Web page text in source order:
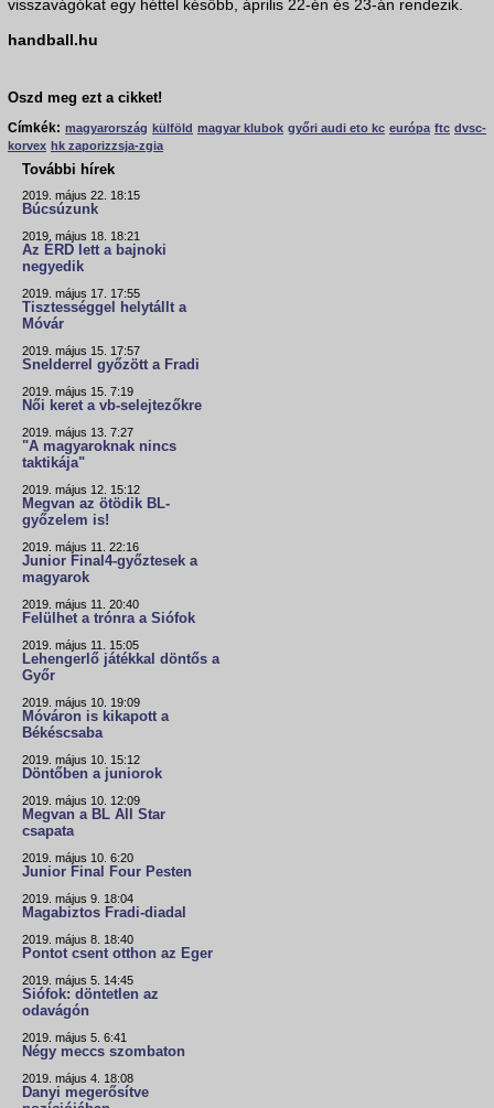
visszavágókat egy héttel később, április 22-én és 23-án rendezik.
handball.hu
Oszd meg ezt a cikket!
Címkék: magyarország külföld magyar klubok győri audi eto kc európa ftc dvsc-
korvex hk zaporizzsja-zgia
További hírek
2019. május 22. 18:15
Búcsúzunk
2019. május 18. 18:21
Az ÉRD lett a bajnoki
negyedik
2019. május 17. 17:55
Tisztességgel helytállt a
Móvár
2019. május 15. 17:57
Snelderrel győzött a Fradi
2019. május 15. 7:19
Női keret a vb-selejtezőkre
2019. május 13. 7:27
"A magyaroknak nincs
taktikája"
2019. május 12. 15:12
Megvan az ötödik BL-
győzelem is!
2019. május 11. 22:16
Junior Final4-győztesek a
magyarok
2019. május 11. 20:40
Felülhet a trónra a Siófok
2019. május 11. 15:05
Lehengerlő játékkal döntős a
Győr
2019. május 10. 19:09
Móváron is kikapott a
Békéscsaba
2019. május 10. 15:12
Döntőben a juniorok
2019. május 10. 12:09
Megvan a BL All Star
csapata
2019. május 10. 6:20
Junior Final Four Pesten
2019. május 9. 18:04
Magabiztos Fradi-diadal
2019. május 8. 18:40
Pontot csent otthon az Eger
2019. május 5. 14:45
Siófok: döntetlen az
odavágón
2019. május 5. 6:41
Négy meccs szombaton
2019. május 4. 18:08
Danyi megerősítve